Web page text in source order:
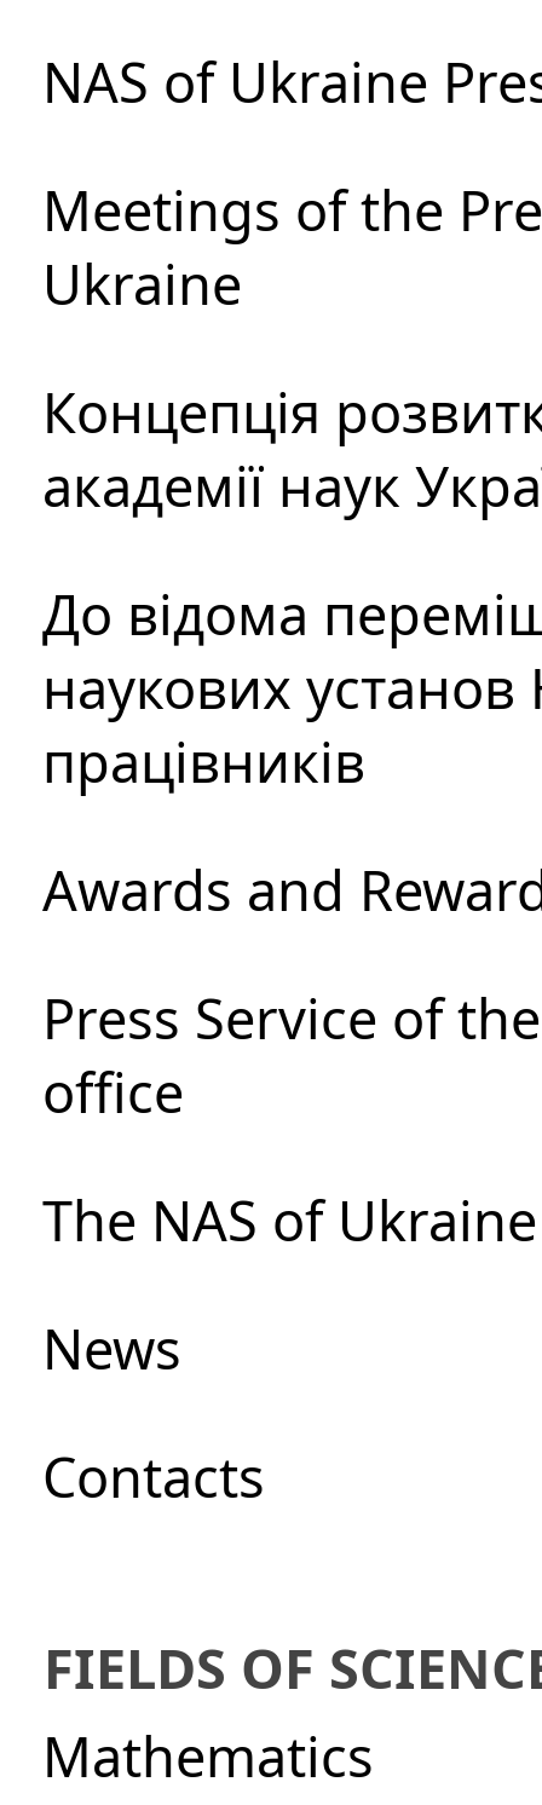
NAS of Ukraine
Meetings of the
Ukraine
Концепція
академії наук
До відома
наукових установ
працівників
Awards and
Press Service of
office
The NAS of
News
Сontacts
FIELDS OF
Mathematics